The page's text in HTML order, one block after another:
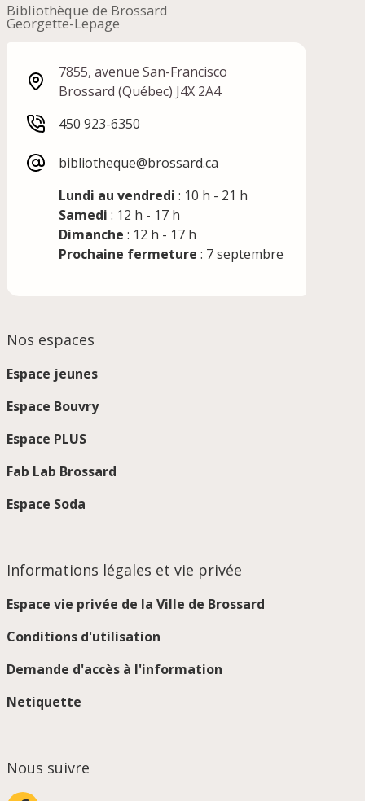
Bibliothèque de Brossard
Georgette-Lepage
7855, avenue San-Francisco
Brossard (Québec) J4X 2A4
450 923-6350
bibliotheque@brossard.ca
Lundi au vendredi : 10 h - 21 h
Samedi : 12 h - 17 h
Dimanche : 12 h - 17 h
Prochaine fermeture : 7 septembre
Nos espaces
Espace jeunes
Espace Bouvry
Espace PLUS
Fab Lab Brossard
Espace Soda
Informations légales et vie privée
Espace vie privée de la Ville de Brossard
Conditions d'utilisation
Demande d'accès à l'information
Netiquette
Nous suivre